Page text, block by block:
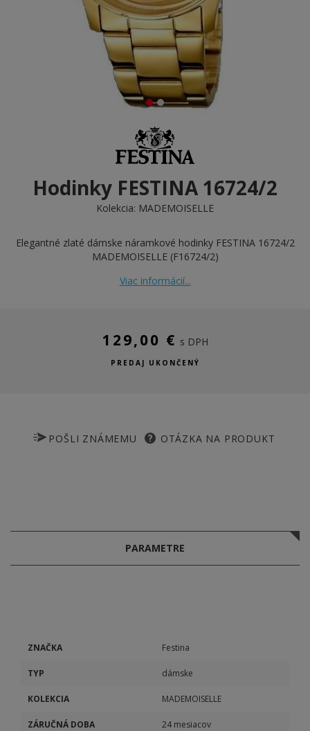
Hodinky FESTINA 16724/2
Kolekcia: MADEMOISELLE
Elegantné zlaté dámske náramkové hodinky FESTINA 16724/2
MADEMOISELLE (F16724/2)
Viac informácií...
129,00 € s DPH
PREDAJ UKONČENÝ
POŠLI ZNÁMEMU OTÁZKA NA PRODUKT
PARAMETRE
ZNAČKA Festina
TYP dámske
KOLEKCIA MADEMOISELLE
ZÁRUČNÁ DOBA 24 mesiacov